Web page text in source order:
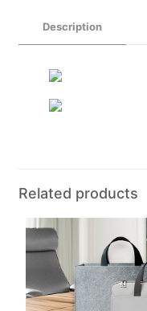
Description
Related products